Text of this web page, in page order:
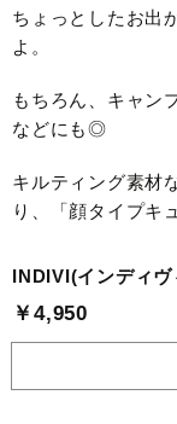
ちょっとしたお出
よ。
もちろん、キャン
などにも◎
キルティング素材
り、「顔タイプキ
INDIVI(インディヴ
￥4,950